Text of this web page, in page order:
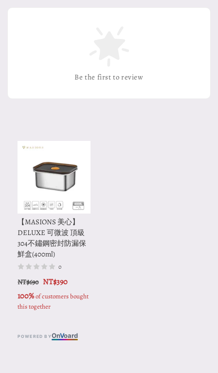
Be the first to review
【MASIONS 美心】
DELUXE 可微波 頂級
304不鏽鋼密封防漏保
鮮盒(400ml)
0
NT$690 NT$390
100% of customers bought
this together
POWERED BYOnVoard